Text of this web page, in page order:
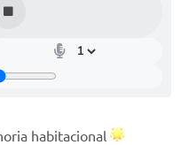
habitacional